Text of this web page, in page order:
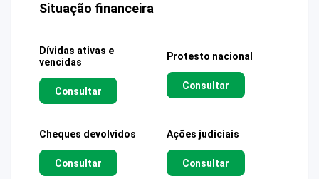
Situação financeira
Dívidas ativas e
vencidas
Consultar
Protesto nacional
Consultar
Cheques devolvidos
Consultar
Ações judiciais
Consultar